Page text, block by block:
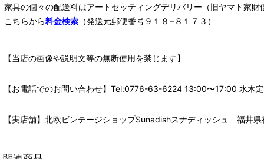
家具の個々の配送料はアートセッティングデリバリー （旧ヤマト家財
こちらから料金検索 （発送元郵便番号９１８−８１７３）
【当店の画像や説明文等の無断使用を禁じます】
【お電話でのお問い合わせ】Tel:0776-63-6224 13:00〜17:00 水木
【実店舗】北欧ビンテージショップSunadishスナディッシュ 福井